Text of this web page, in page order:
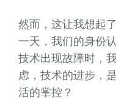
然而，这让我想起
一天，我们的身份
技术出现故障时，
虑，技术的进步，
活的掌控？